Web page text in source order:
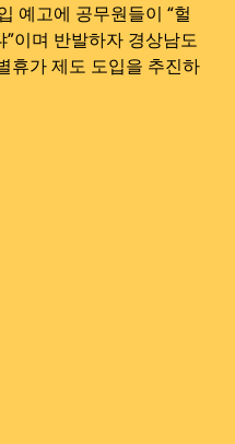
예고에 공무원들이 “헐
이며 반발하자 경상남도
휴가 제도 도입을 추진하